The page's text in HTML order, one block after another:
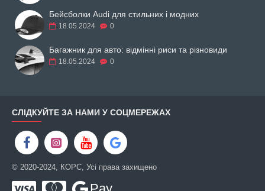
Бейсболки Audi для стильних і модних
18.05.2024 0
Багажник для авто: відмінні риси та різновиди
18.05.2024 0
СЛІДКУЙТЕ ЗА НАМИ У СОЦМЕРЕЖАХ
© 2020-2024, КОРС, Усі права захищено